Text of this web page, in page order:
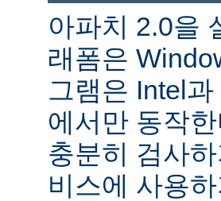
아파치 2.0을
래폼은
그램은 Intel
에서만 동작
충분히 검사
비스에 사용